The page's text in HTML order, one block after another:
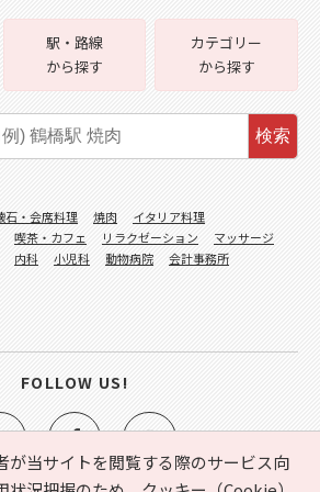
が当サイトを閲覧する際のサービス向
駅・路線
から探す
カテゴリー
から探す
検索
石・会席料理 焼肉
イタリア料理
喫茶・カフェ リラクゼーション
マッサージ
内科 小児科 動物病院
会計事務所
FOLLOW US!